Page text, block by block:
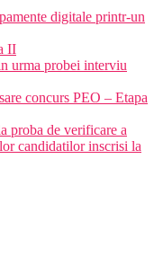
digitale printr-un
II
urma probei interviu
concurs PEO – Etapa
proba de verificare a
candidatilor inscrisi la